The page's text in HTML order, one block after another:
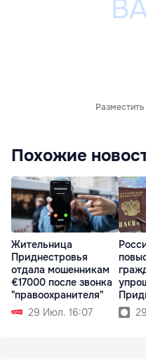
Похожие
Жительница
Приднестровья
отдала мошенникам
€17000 после звонка
"правоохранителя"
29 Июл. 16:07